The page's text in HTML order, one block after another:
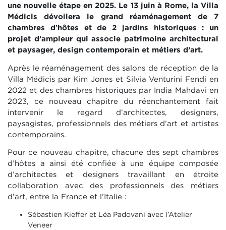
une nouvelle étape en 2025. Le 13 juin à Rome, la Villa
Médicis dévoilera le grand réaménagement de 7
chambres d’hôtes et de 2 jardins historiques : un
projet d’ampleur qui associe patrimoine architectural
et paysager, design contemporain et métiers d’art.
Après le réaménagement des salons de réception de la
Villa Médicis par Kim Jones et Silvia Venturini Fendi en
2022 et des chambres historiques par India Mahdavi en
2023, ce nouveau chapitre du réenchantement fait
intervenir le regard d’architectes, designers,
paysagistes, professionnels des métiers d’art et artistes
contemporains.
Pour ce nouveau chapitre, chacune des sept chambres
d’hôtes a ainsi été confiée à une équipe composée
d’architectes et designers travaillant en étroite
collaboration avec des professionnels des métiers
d’art, entre la France et l’Italie :
Sébastien Kieffer et Léa Padovani avec l’Atelier
Veneer